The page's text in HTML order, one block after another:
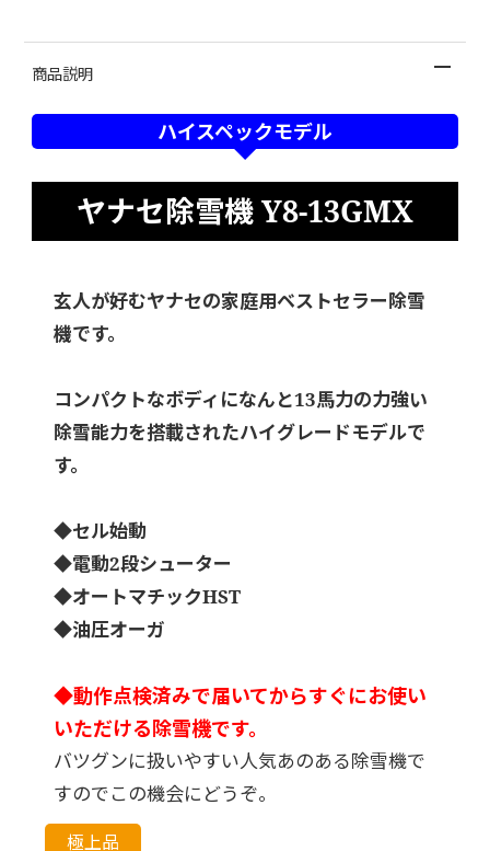
商品説明
ハイスペックモデル
ヤナセ除雪機 Y8-13GMX
玄人が好むヤナセの家庭用ベストセラー除雪
機です。
コンパクトなボディになんと13馬力の力強い
除雪能力を搭載されたハイグレードモデルで
す。
◆セル始動
◆電動2段シューター
◆オートマチックHST
◆油圧オーガ
◆動作点検済みで届いてからすぐにお使い
いただける除雪機です。
バツグンに扱いやすい人気あのある除雪機で
すのでこの機会にどうぞ。